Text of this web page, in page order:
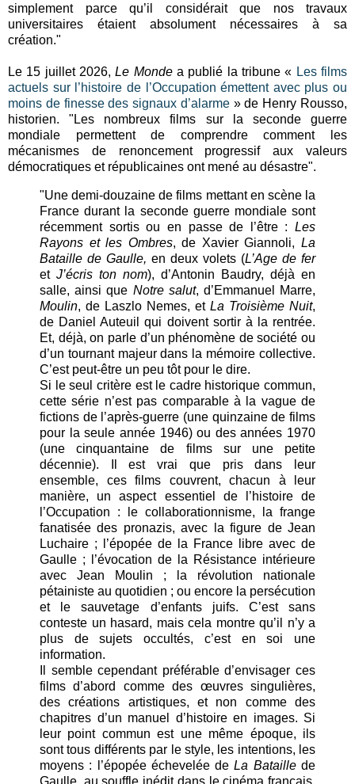
simplement parce qu’il considérait que nos travaux
universitaires étaient absolument nécessaires à sa
création."
Le 15 juillet 2026,Le Mondea publié la tribune « Les films
actuels sur l’histoire de l’Occupation émettent avec plus ou
moins de finesse des signaux d’alarme» de Henry Rousso,
historien. "Les nombreux films sur la seconde guerre
mondiale permettent de comprendre comment les
mécanismes de renoncement progressif aux valeurs
démocratiques et républicaines ont mené au désastre".
"Une demi-douzaine de films mettant en scène la
France durant la seconde guerre mondiale sont
récemment sortis ou en passe de l’être : Les
Rayons et les Ombres, de Xavier Giannoli,La
Bataille de Gaulle, en deux volets (L’Age de fer
et J’écris ton nom), d’Antonin Baudry, déjà en
salle, ainsi que Notre salut, d’Emmanuel Marre,
Moulin, de Laszlo Nemes, et La Troisième Nuit,
de Daniel Auteuil qui doivent sortir à la rentrée.
Et, déjà, on parle d’un phénomène de société ou
d’un tournant majeur dans la mémoire collective.
C’est peut-être un peu tôt pour le dire.
Si le seul critère est le cadre historique commun,
cette série n’est pas comparable à la vague de
fictions de l’après-guerre (une quinzaine de films
pour la seule année 1946) ou des années 1970
(une cinquantaine de films sur une petite
décennie). Il est vrai que pris dans leur
ensemble, ces films couvrent, chacun à leur
manière, un aspect essentiel de l’histoire de
l’Occupation : le collaborationnisme, la frange
fanatisée des pronazis, avec la figure de Jean
Luchaire ; l’épopée de la France libre avec de
Gaulle ; l’évocation de la Résistance intérieure
avec Jean Moulin ; la révolution nationale
pétainiste au quotidien ; ou encore la persécution
et le sauvetage d’enfants juifs. C’est sans
conteste un hasard, mais cela montre qu’il n’y a
plus de sujets occultés, c’est en soi une
information.
Il semble cependant préférable d’envisager ces
films d’abord comme des œuvres singulières,
des créations artistiques, et non comme des
chapitres d’un manuel d’histoire en images. Si
leur point commun est une même époque, ils
sont tous différents par le style, les intentions, les
moyens : l’épopée échevelée deLa Bataillede
Gaulle, au souffle inédit dans le cinéma français,